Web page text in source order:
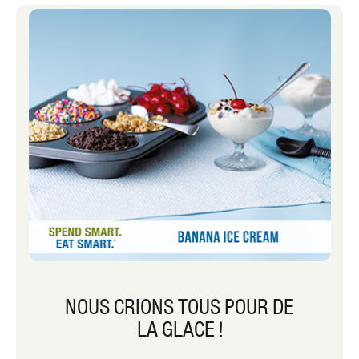
atteint une pleine ébullition, mais la
l’eau chaude. Cette méthode produit
des œufs tendres. Il réduit également
les fissures et la couleur verte qui peut
se former autour des jaunes lorsque les
œufs sont durs.
NOUS CRIONS TOUS POUR DE
LA GLACE !